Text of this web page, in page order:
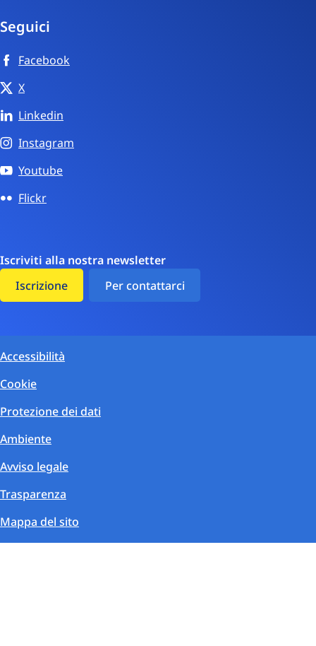
Seguici
Facebook
X
Linkedin
Instagram
Youtube
Flickr
Iscriviti alla nostra newsletter
Iscrizione
Per contattarci
Accessibilità
Cookie
Protezione dei dati
Ambiente
Avviso legale
Trasparenza
Mappa del sito